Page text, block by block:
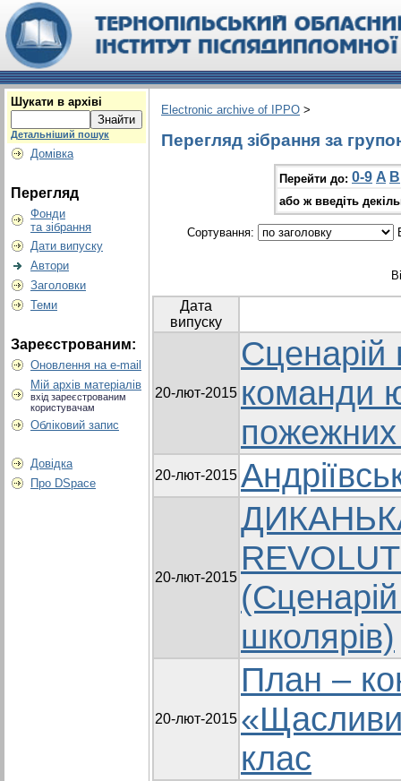
Шукати в архіві
Детальніший пошук
Домівка
Перегляд
Фонди
та зібрання
Дати випуску
Автори
Заголовки
Теми
Зареєстрованим:
Оновлення на e-mail
Мій архів матеріалів
вхід зареєстрованим
користувачам
Обліковий запис
Довідка
Про DSpace
Electronic archive of IPPO >
Перегляд зібрання за
Перейти до: 0-9 A B
або ж введіть
Сортування:
Дата
випуску
20-лют-2015
Cценарій
команди
пожежних
20-лют-2015
20-лют-2015
школярів)
20-лют-2015
План –
клас